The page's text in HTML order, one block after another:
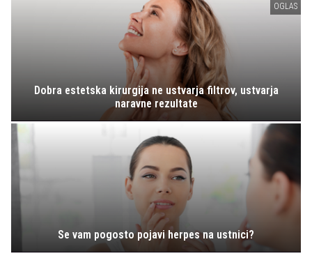
OGLAS
Dobra estetska kirurgija ne ustvarja filtrov, ustvarja
naravne rezultate
Se vam pogosto pojavi herpes na ustnici?